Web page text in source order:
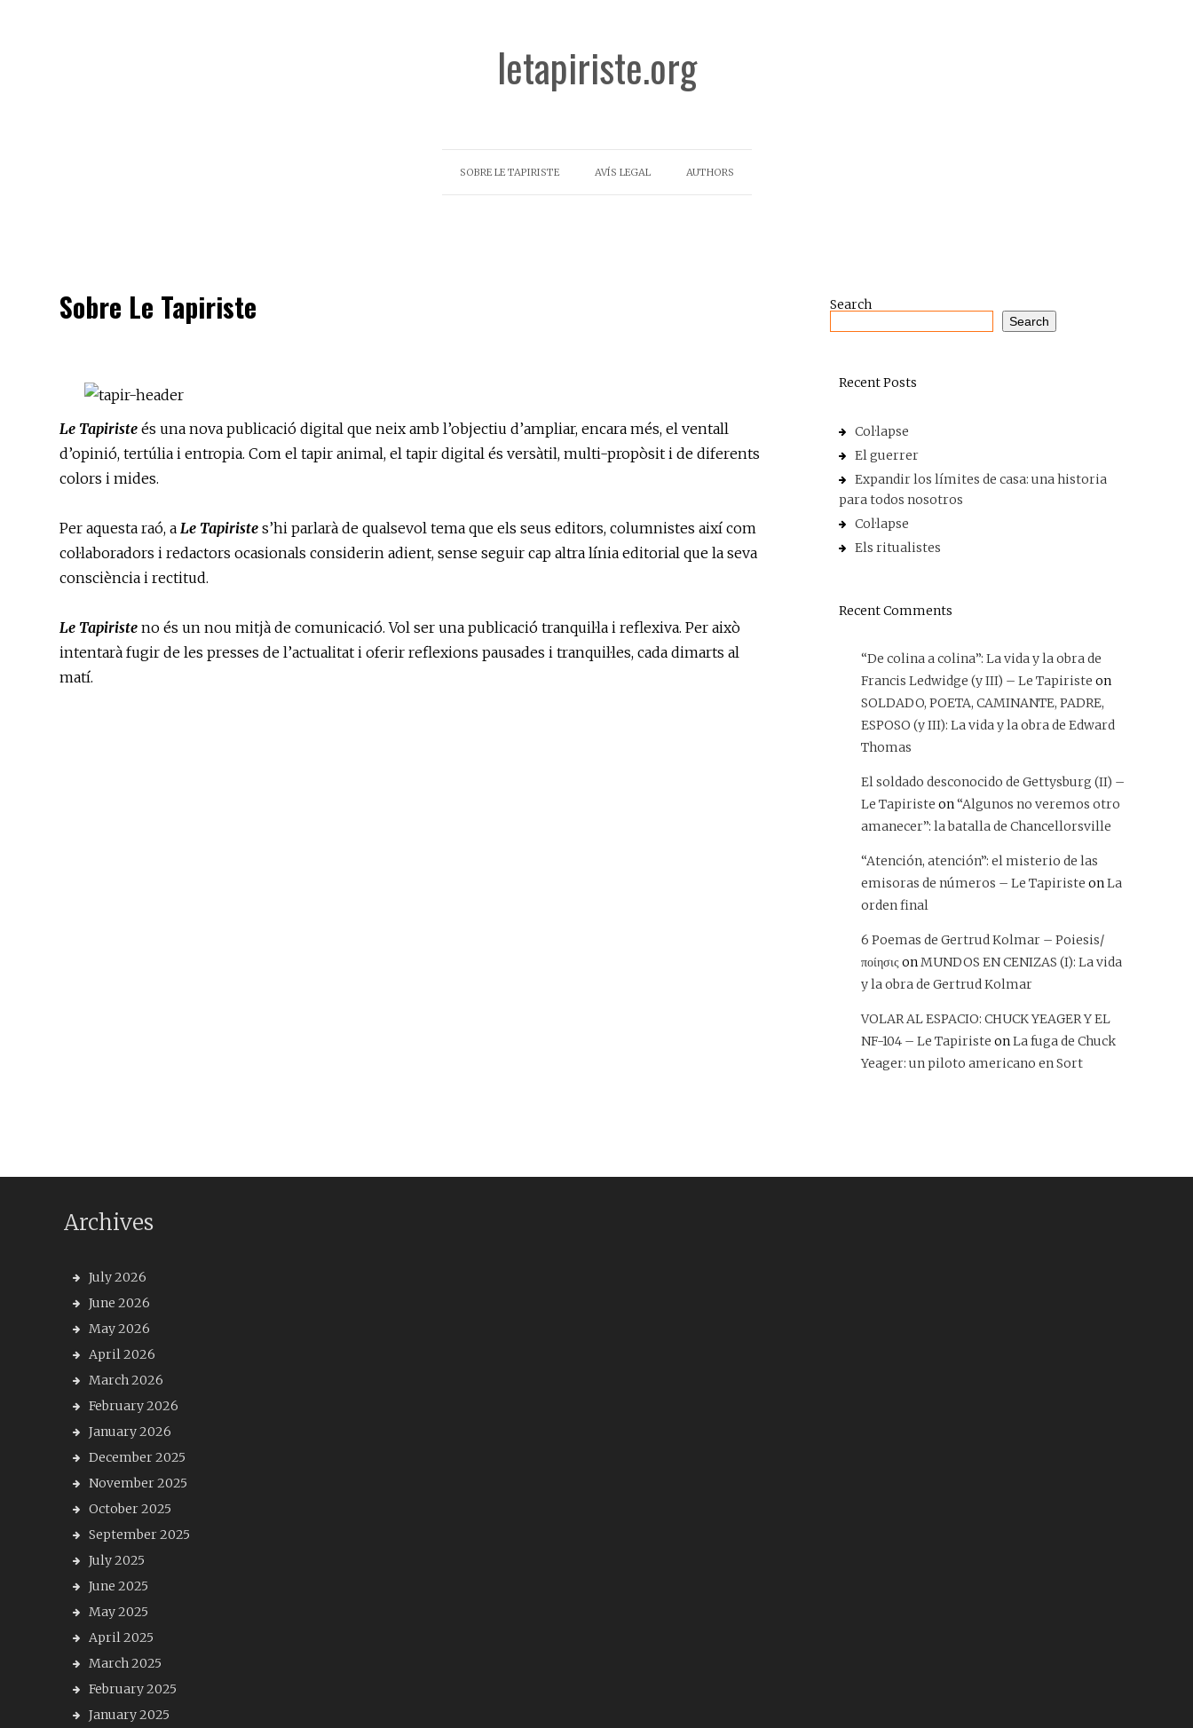
letapiriste.org
SOBRE LE TAPIRISTE AVÍS LEGAL AUTHORS
Sobre Le Tapiriste
Le Tapiriste és una nova publicació digital que neix amb l’objectiu d’ampliar, encara més, el ventall
d’opinió, tertúlia i entropia. Com el tapir animal, el tapir digital és versàtil, multi-propòsit i de diferents
colors i mides.
Per aquesta raó, a Le Tapiriste s’hi parlarà de qualsevol tema que els seus editors, columnistes així com
col·laboradors i redactors ocasionals considerin adient, sense seguir cap altra línia editorial que la seva
consciència i rectitud.
Le Tapiriste no és un nou mitjà de comunicació. Vol ser una publicació tranquil·la i reflexiva. Per això
intentarà fugir de les presses de l’actualitat i oferir reflexions pausades i tranquil·les, cada dimarts al
matí.
Search
Search
Recent Posts
Col·lapse
El guerrer
Expandir los límites de casa: una historia
para todos nosotros
Col·lapse
Els ritualistes
Recent Comments
“De colina a colina”: La vida y la obra de
Francis Ledwidge (y III) – Le Tapiriste on
SOLDADO, POETA, CAMINANTE, PADRE,
ESPOSO (y III): La vida y la obra de Edward
Thomas
El soldado desconocido de Gettysburg (II) –
Le Tapiriste on“Algunos no veremos otro
amanecer”: la batalla de Chancellorsville
“Atención, atención”: el misterio de las
emisoras de números – Le Tapiriste onLa
orden final
6 Poemas de Gertrud Kolmar – Poiesis/
ποίησις onMUNDOS EN CENIZAS (I): La vida
y la obra de Gertrud Kolmar
VOLAR AL ESPACIO: CHUCK YEAGER Y EL
NF-104 – Le Tapiriste onLa fuga de Chuck
Yeager: un piloto americano en Sort
Archives
July 2026
June 2026
May 2026
April 2026
March 2026
February 2026
January 2026
December 2025
November 2025
October 2025
September 2025
July 2025
June 2025
May 2025
April 2025
March 2025
February 2025
January 2025